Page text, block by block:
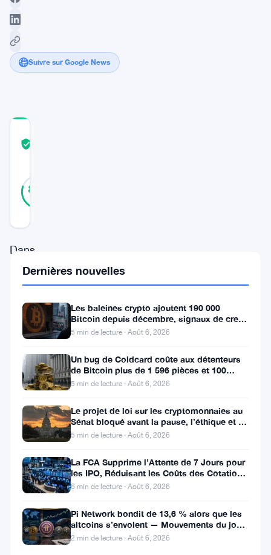
Suivre sur Google News
80
Dans
une
avancée
majeure
pour
l’adoption
des
monnaies
l’émetteur
stablecoins
Circle
s’est
associé
Dernières nouvelles
Les baleines crypto ajoutent 190 000
Bitcoin depuis décembre, signaux de creux
du marché baissier s’accumulent
5 min de lecture · Août 6, 2026
Un bug de Coldcard coûte aux détenteurs
de Bitcoin plus de 1 596 pièces et 100
millions de dollars
5 min de lecture · Août 6, 2026
Le projet de loi sur les cryptomonnaies au
Sénat bloqué avant la pause, l’éthique et le
FBI s’opposent
5 min de lecture · Août 6, 2026
La FCA Supprime l’Attente de 7 Jours pour
les IPO, Réduisant les Coûts des Cotations
au Royaume-Uni
6 min de lecture · Août 6, 2026
Pi Network bondit de 13,6 % alors que les
altcoins s’envolent — Mouvements du jour
6 août
2 min de lecture · Août 6, 2026